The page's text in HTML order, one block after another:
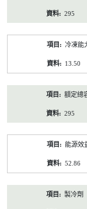
295
冷凍能
13.50
額定總
295
能源效
52.86
製冷劑